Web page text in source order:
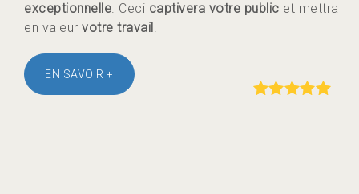
exceptionnelle. Ceci captivera votre public et mettra
en valeur votre travail .
EN SAVOIR +